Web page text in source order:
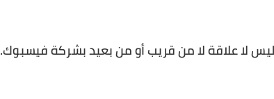
ليس لا علاقة لا من قريب أو من بعيد بشركة فيسبوك.